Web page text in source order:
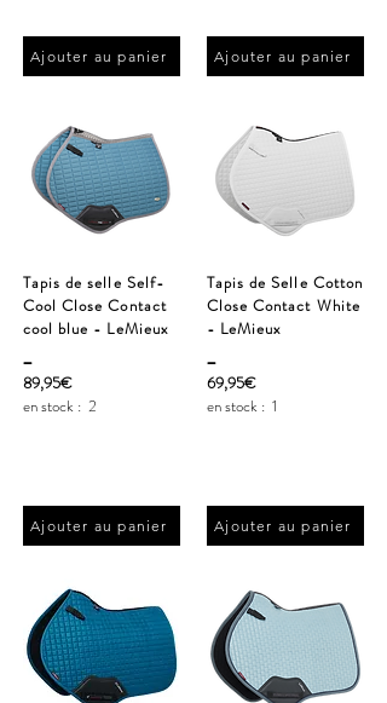
Ajouter au panier
Tapis de selle Self-
Cool Close Contact
cool blue - LeMieux
_
89,95€
en stock : 2
Ajouter au panier
Ajouter au panier
Tapis de Selle Cotton
Close Contact White
- LeMieux
_
69,95€
en stock : 1
Ajouter au panier